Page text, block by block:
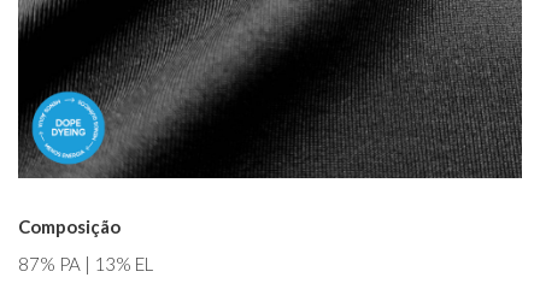
Composição
87% PA | 13% EL